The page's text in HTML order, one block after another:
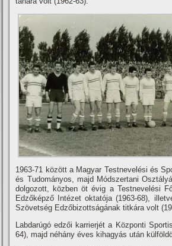
1963-71 között a Magyar Testnevelési és
és Tudományos, majd Módszertani
dolgozott, közben öt évig a Testnevelési
Edzőképző Intézet oktatója (1963-68),
Szövetség Edzőbizottságának titkára volt
Labdarúgó edzői karrierjét a Központi
64), majd néhány éves kihagyás után